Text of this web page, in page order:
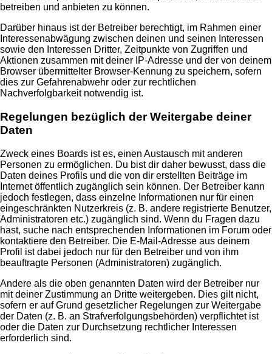
betreiben und anbieten zu können.
Darüber hinaus ist der Betreiber berechtigt, im Rahmen einer
Interessenabwägung zwischen deinen und seinen Interessen
sowie den Interessen Dritter, Zeitpunkte von Zugriffen und
Aktionen zusammen mit deiner IP-Adresse und der von deinem
Browser übermittelter Browser-Kennung zu speichern, sofern
dies zur Gefahrenabwehr oder zur rechtlichen
Nachverfolgbarkeit notwendig ist.
Regelungen bezüglich der Weitergabe deiner
Daten
Zweck eines Boards ist es, einen Austausch mit anderen
Personen zu ermöglichen. Du bist dir daher bewusst, dass die
Daten deines Profils und die von dir erstellten Beiträge im
Internet öffentlich zugänglich sein können. Der Betreiber kann
jedoch festlegen, dass einzelne Informationen nur für einen
eingeschränkten Nutzerkreis (z. B. andere registrierte Benutzer,
Administratoren etc.) zugänglich sind. Wenn du Fragen dazu
hast, suche nach entsprechenden Informationen im Forum oder
kontaktiere den Betreiber. Die E-Mail-Adresse aus deinem
Profil ist dabei jedoch nur für den Betreiber und von ihm
beauftragte Personen (Administratoren) zugänglich.
Andere als die oben genannten Daten wird der Betreiber nur
mit deiner Zustimmung an Dritte weitergeben. Dies gilt nicht,
sofern er auf Grund gesetzlicher Regelungen zur Weitergabe
der Daten (z. B. an Strafverfolgungsbehörden) verpflichtet ist
oder die Daten zur Durchsetzung rechtlicher Interessen
erforderlich sind.